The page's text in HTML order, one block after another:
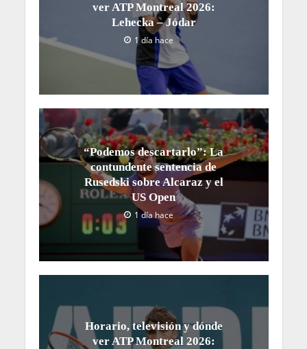
ver ATP Montreal 2026:
Lehecka – Jódar
1 día hace
“Podemos descartarlo”: La
contundente sentencia de
Rusedski sobre Alcaraz y el
US Open
1 día hace
Horario, televisión y dónde
ver ATP Montreal 2026: